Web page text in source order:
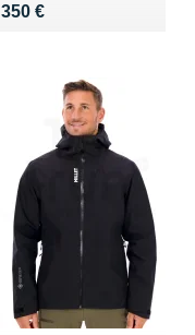
350 €
Vendu 350 €